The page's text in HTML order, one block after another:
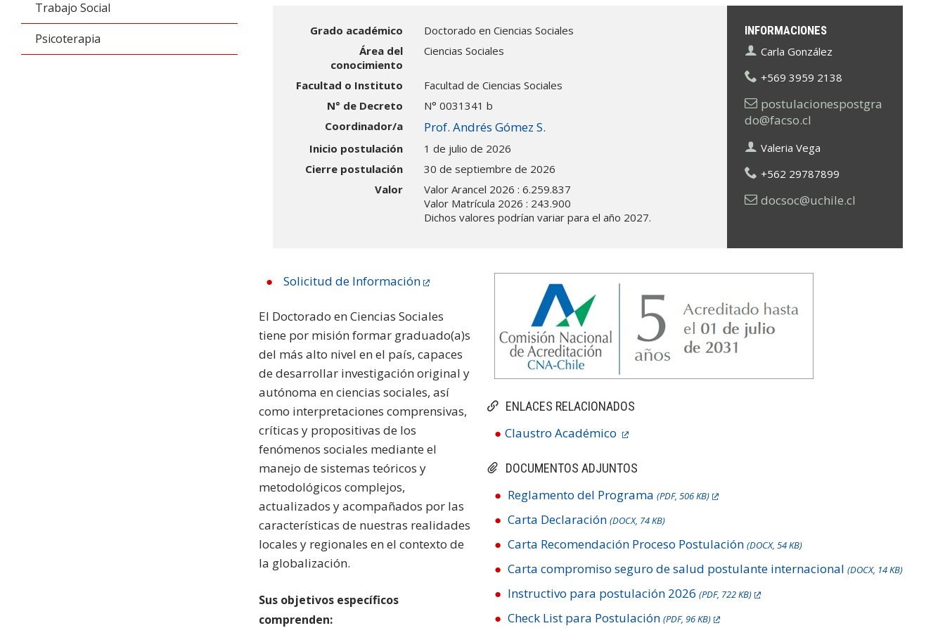
Trabajo Social
Psicoterapia
INFORMACIONES
Carla González
+569 3959 2138
postulacionespostgra
do@facso.cl
Valeria Vega
+562 29787899
docsoc@uchile.cl
Grado académico
Doctorado en Ciencias Sociales
Área del
conocimiento
Ciencias Sociales
Facultad o Instituto
Facultad de Ciencias Sociales
N° de Decreto
N° 0031341 b
Coordinador/a
Prof. Andrés Gómez S.
Inicio postulación
1 de julio de 2026
Cierre postulación
30 de septiembre de 2026
Valor
Valor Arancel 2026 : 6.259.837
Valor Matrícula 2026 : 243.900
Dichos valores podrían variar para el año 2027.
ENLACES RELACIONADOS
Claustro Académico
DOCUMENTOS ADJUNTOS
Reglamento del Programa (PDF, 506 KB)
Carta Declaración (DOCX, 74 KB)
Carta Recomendación Proceso Postulación (DOCX, 54 KB)
Carta compromiso seguro de salud postulante internacional (DOCX, 14 KB)
Instructivo para postulación 2026 (PDF, 722 KB)
Check List para Postulación (PDF, 96 KB)
Solicitud de Información
El Doctorado en Ciencias Sociales
tiene por misión formar graduado(a)s
del más alto nivel en el país, capaces
de desarrollar investigación original y
autónoma en ciencias sociales, así
como interpretaciones comprensivas,
críticas y propositivas de los
fenómenos sociales mediante el
manejo de sistemas teóricos y
metodológicos complejos,
actualizados y acompañados por las
características de nuestras realidades
locales y regionales en el contexto de
la globalización.
Sus objetivos específicos
comprenden: